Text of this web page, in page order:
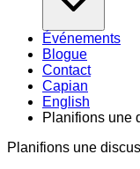
Événements
Blogue
Contact
Capian
English
Planifions une
Planifions une